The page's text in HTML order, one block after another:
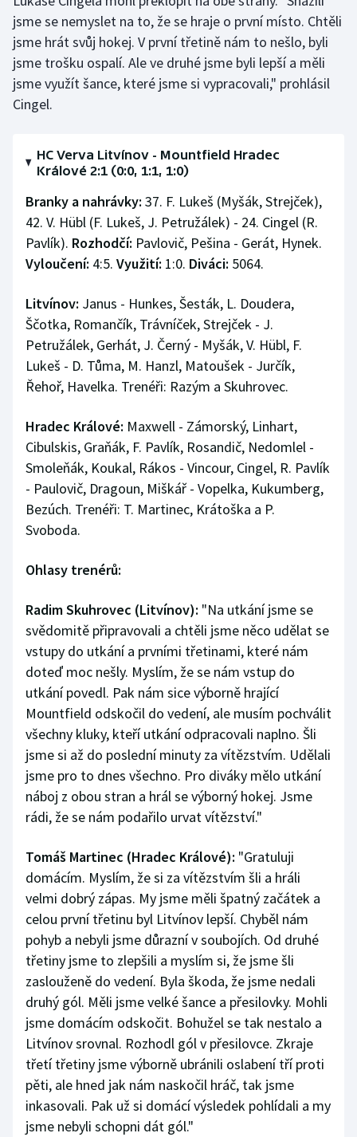
jsme se nemyslet na to, že se hraje o první místo. Chtěli
jsme hrát svůj hokej. V první třetině nám to nešlo, byli
jsme trošku ospalí. Ale ve druhé jsme byli lepší a měli
jsme využít šance, které jsme si vypracovali," prohlásil
Cingel.
HC Verva Litvínov - Mountfield Hradec
Králové 2:1 (0:0, 1:1, 1:0)
Branky a nahrávky: 37. F. Lukeš (Myšák, Strejček),
42. V. Hübl (F. Lukeš, J. Petružálek) - 24. Cingel (R.
Pavlík). Rozhodčí: Pavlovič, Pešina - Gerát, Hynek.
Vyloučení: 4:5. Využití: 1:0. Diváci: 5064.
Litvínov: Janus - Hunkes, Šesták, L. Doudera,
Ščotka, Romančík, Trávníček, Strejček - J.
Petružálek, Gerhát, J. Černý - Myšák, V. Hübl, F.
Lukeš - D. Tůma, M. Hanzl, Matoušek - Jurčík,
Řehoř, Havelka. Trenéři: Razým a Skuhrovec.
Hradec Králové: Maxwell - Zámorský, Linhart,
Cibulskis, Graňák, F. Pavlík, Rosandič, Nedomlel -
Smoleňák, Koukal, Rákos - Vincour, Cingel, R. Pavlík
- Paulovič, Dragoun, Miškář - Vopelka, Kukumberg,
Bezúch. Trenéři: T. Martinec, Krátoška a P.
Svoboda.
Ohlasy trenérů:
Radim Skuhrovec (Litvínov): "Na utkání jsme se
svědomitě připravovali a chtěli jsme něco udělat se
vstupy do utkání a prvními třetinami, které nám
doteď moc nešly. Myslím, že se nám vstup do
utkání povedl. Pak nám sice výborně hrající
Mountfield odskočil do vedení, ale musím pochválit
všechny kluky, kteří utkání odpracovali naplno. Šli
jsme si až do poslední minuty za vítězstvím. Udělali
jsme pro to dnes všechno. Pro diváky mělo utkání
náboj z obou stran a hrál se výborný hokej. Jsme
rádi, že se nám podařilo urvat vítězství."
Tomáš Martinec (Hradec Králové): "Gratuluji
domácím. Myslím, že si za vítězstvím šli a hráli
velmi dobrý zápas. My jsme měli špatný začátek a
celou první třetinu byl Litvínov lepší. Chyběl nám
pohyb a nebyli jsme důrazní v soubojích. Od druhé
třetiny jsme to zlepšili a myslím si, že jsme šli
zaslouženě do vedení. Byla škoda, že jsme nedali
druhý gól. Měli jsme velké šance a přesilovky. Mohli
jsme domácím odskočit. Bohužel se tak nestalo a
Litvínov srovnal. Rozhodl gól v přesilovce. Zkraje
třetí třetiny jsme výborně ubránili oslabení tří proti
pěti, ale hned jak nám naskočil hráč, tak jsme
inkasovali. Pak už si domácí výsledek pohlídali a my
jsme nebyli schopni dát gól."